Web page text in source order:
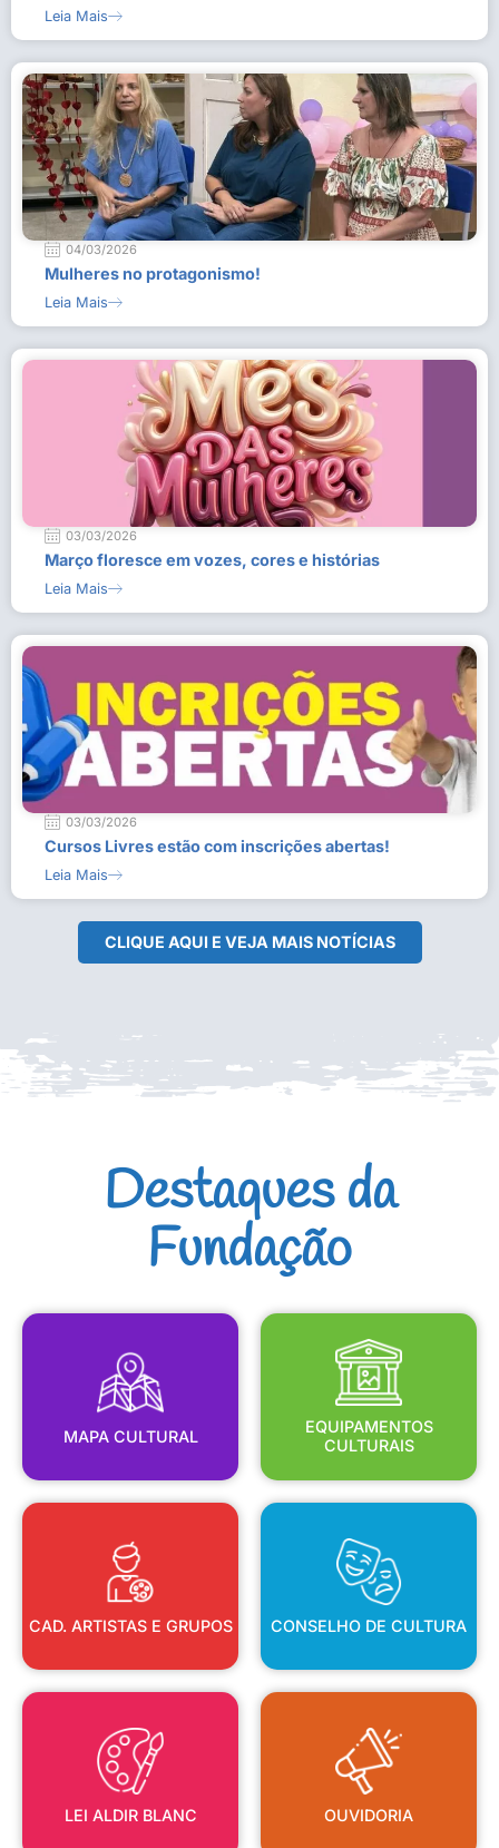
Leia Mais
04/03/2026
Mulheres no protagonismo!
Leia Mais
03/03/2026
Março floresce em vozes, cores e histórias
Leia Mais
03/03/2026
Cursos Livres estão com inscrições abertas!
Leia Mais
CLIQUE AQUI E VEJA MAIS NOTÍCIAS
Destaques da
Fundação
MAPA CULTURAL
MAPA CULTURAL
EQUIPAMENTOS
CULTURAIS
EQUIPAMENTOS
CULTURAIS
CAD. ARTISTAS E GRUPOS
CAD. ARTISTAS E GRUPOS
CONSELHO DE CULTURA
CONSELHO DE CULTURA
LEI ALDIR BLANC
LEI ALDIR BLANC
OUVIDORIA
OUVIDORIA